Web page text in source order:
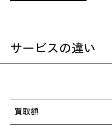
サービスの違い
買取額